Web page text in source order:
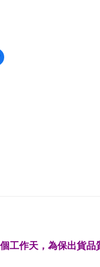
個工作天，為保出貨品